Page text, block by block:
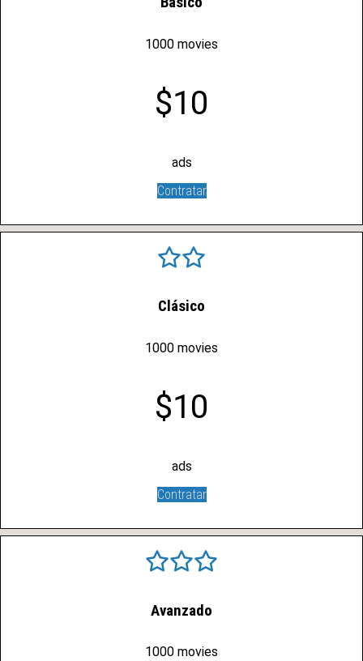
1000 movies
$10
ads
Contratar
Clásico
1000 movies
$10
ads
Contratar
Avanzado
1000 movies